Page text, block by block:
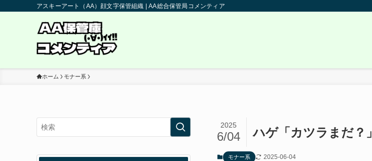
アスキーアート（AA）顔文字保管組織 | AA総合保管局コメンティア
ホーム モナー系
ハゲ「カツラまだ？」
2025
6/04
モナー系 2025-06-04